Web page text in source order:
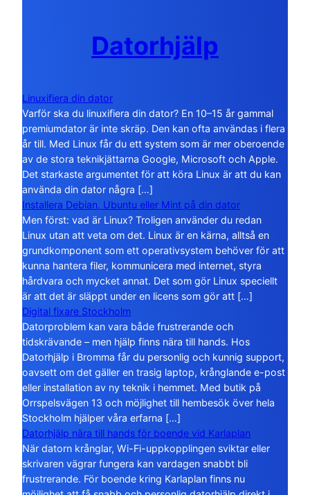
Datorhjälp
Linuxifiera din dator
Varför ska du linuxifiera din dator? En 10–15 år gammal
premiumdator är inte skräp. Den kan ofta användas i flera
år till. Med Linux får du ett system som är mer oberoende
av de stora teknikjättarna Google, Microsoft och Apple.
Det starkaste argumentet för att köra Linux är att du kan
använda din dator några […]
Installera Debian, Ubuntu eller Mint på din dator
Men först: vad är Linux? Troligen använder du redan
Linux utan att veta om det. Linux är en kärna, alltså en
grundkomponent som ett operativsystem behöver för att
kunna hantera filer, kommunicera med internet, styra
hårdvara och mycket annat. Det som gör Linux speciellt
är att det är släppt under en licens som gör att […]
Digital fixare Stockholm
Datorproblem kan vara både frustrerande och
tidskrävande – men hjälp finns nära till hands. Hos
Datorhjälp i Bromma får du personlig och kunnig support,
oavsett om det gäller en trasig laptop, krånglande e-post
eller installation av ny teknik i hemmet. Med butik på
Orrspelsvägen 13 och möjlighet till hembesök över hela
Stockholm hjälper våra erfarna […]
Datorhjälp nära till hands för boende vid Karlaplan
När datorn krånglar, Wi-Fi-uppkopplingen sviktar eller
skrivaren vägrar fungera kan vardagen snabbt bli
frustrerande. För boende kring Karlaplan finns nu